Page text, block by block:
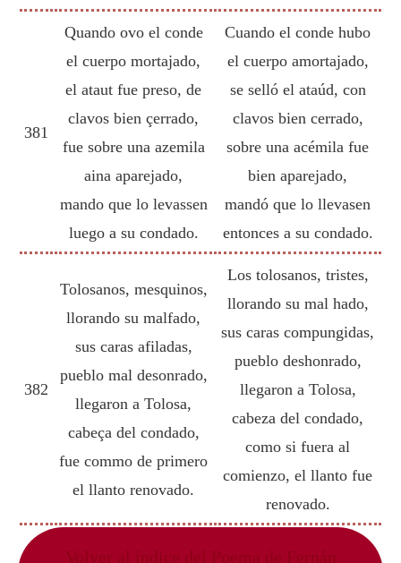
381
Quando ovo el conde
el cuerpo mortajado,
el ataut fue preso, de
clavos bien çerrado,
fue sobre una azemila
aina aparejado,
mando que lo levassen
luego a su condado.
Cuando el conde hubo
el cuerpo amortajado,
se selló el ataúd, con
clavos bien cerrado,
sobre una acémila fue
bien aparejado,
mandó que lo llevasen
entonces a su condado.
382
Tolosanos, mesquinos,
llorando su malfado,
sus caras afiladas,
pueblo mal desonrado,
llegaron a Tolosa,
cabeça del condado,
fue commo de primero
el llanto renovado.
Los tolosanos, tristes,
llorando su mal hado,
sus caras compungidas,
pueblo deshonrado,
llegaron a Tolosa,
cabeza del condado,
como si fuera al
comienzo, el llanto fue
renovado.